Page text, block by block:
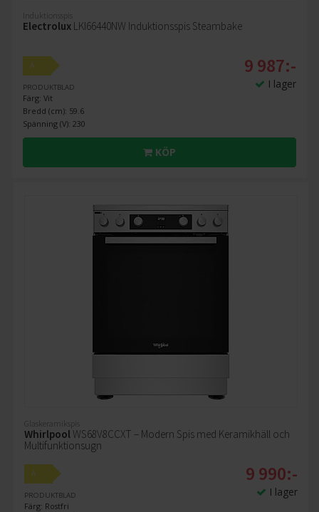
Induktionsspis
Electrolux LKI66440NW Induktionsspis Steambake
A
PRODUKTBLAD
Färg: Vit
Bredd (cm): 59.6
Spänning (V): 230
9 987:-
I lager
KÖP
Glaskeramikspis
WhirlpoolWS68V8CCXT – Modern Spis med Keramikhäll och
Multifunktionsugn
A
PRODUKTBLAD
Färg: Rostfri
9 990:-
I lager